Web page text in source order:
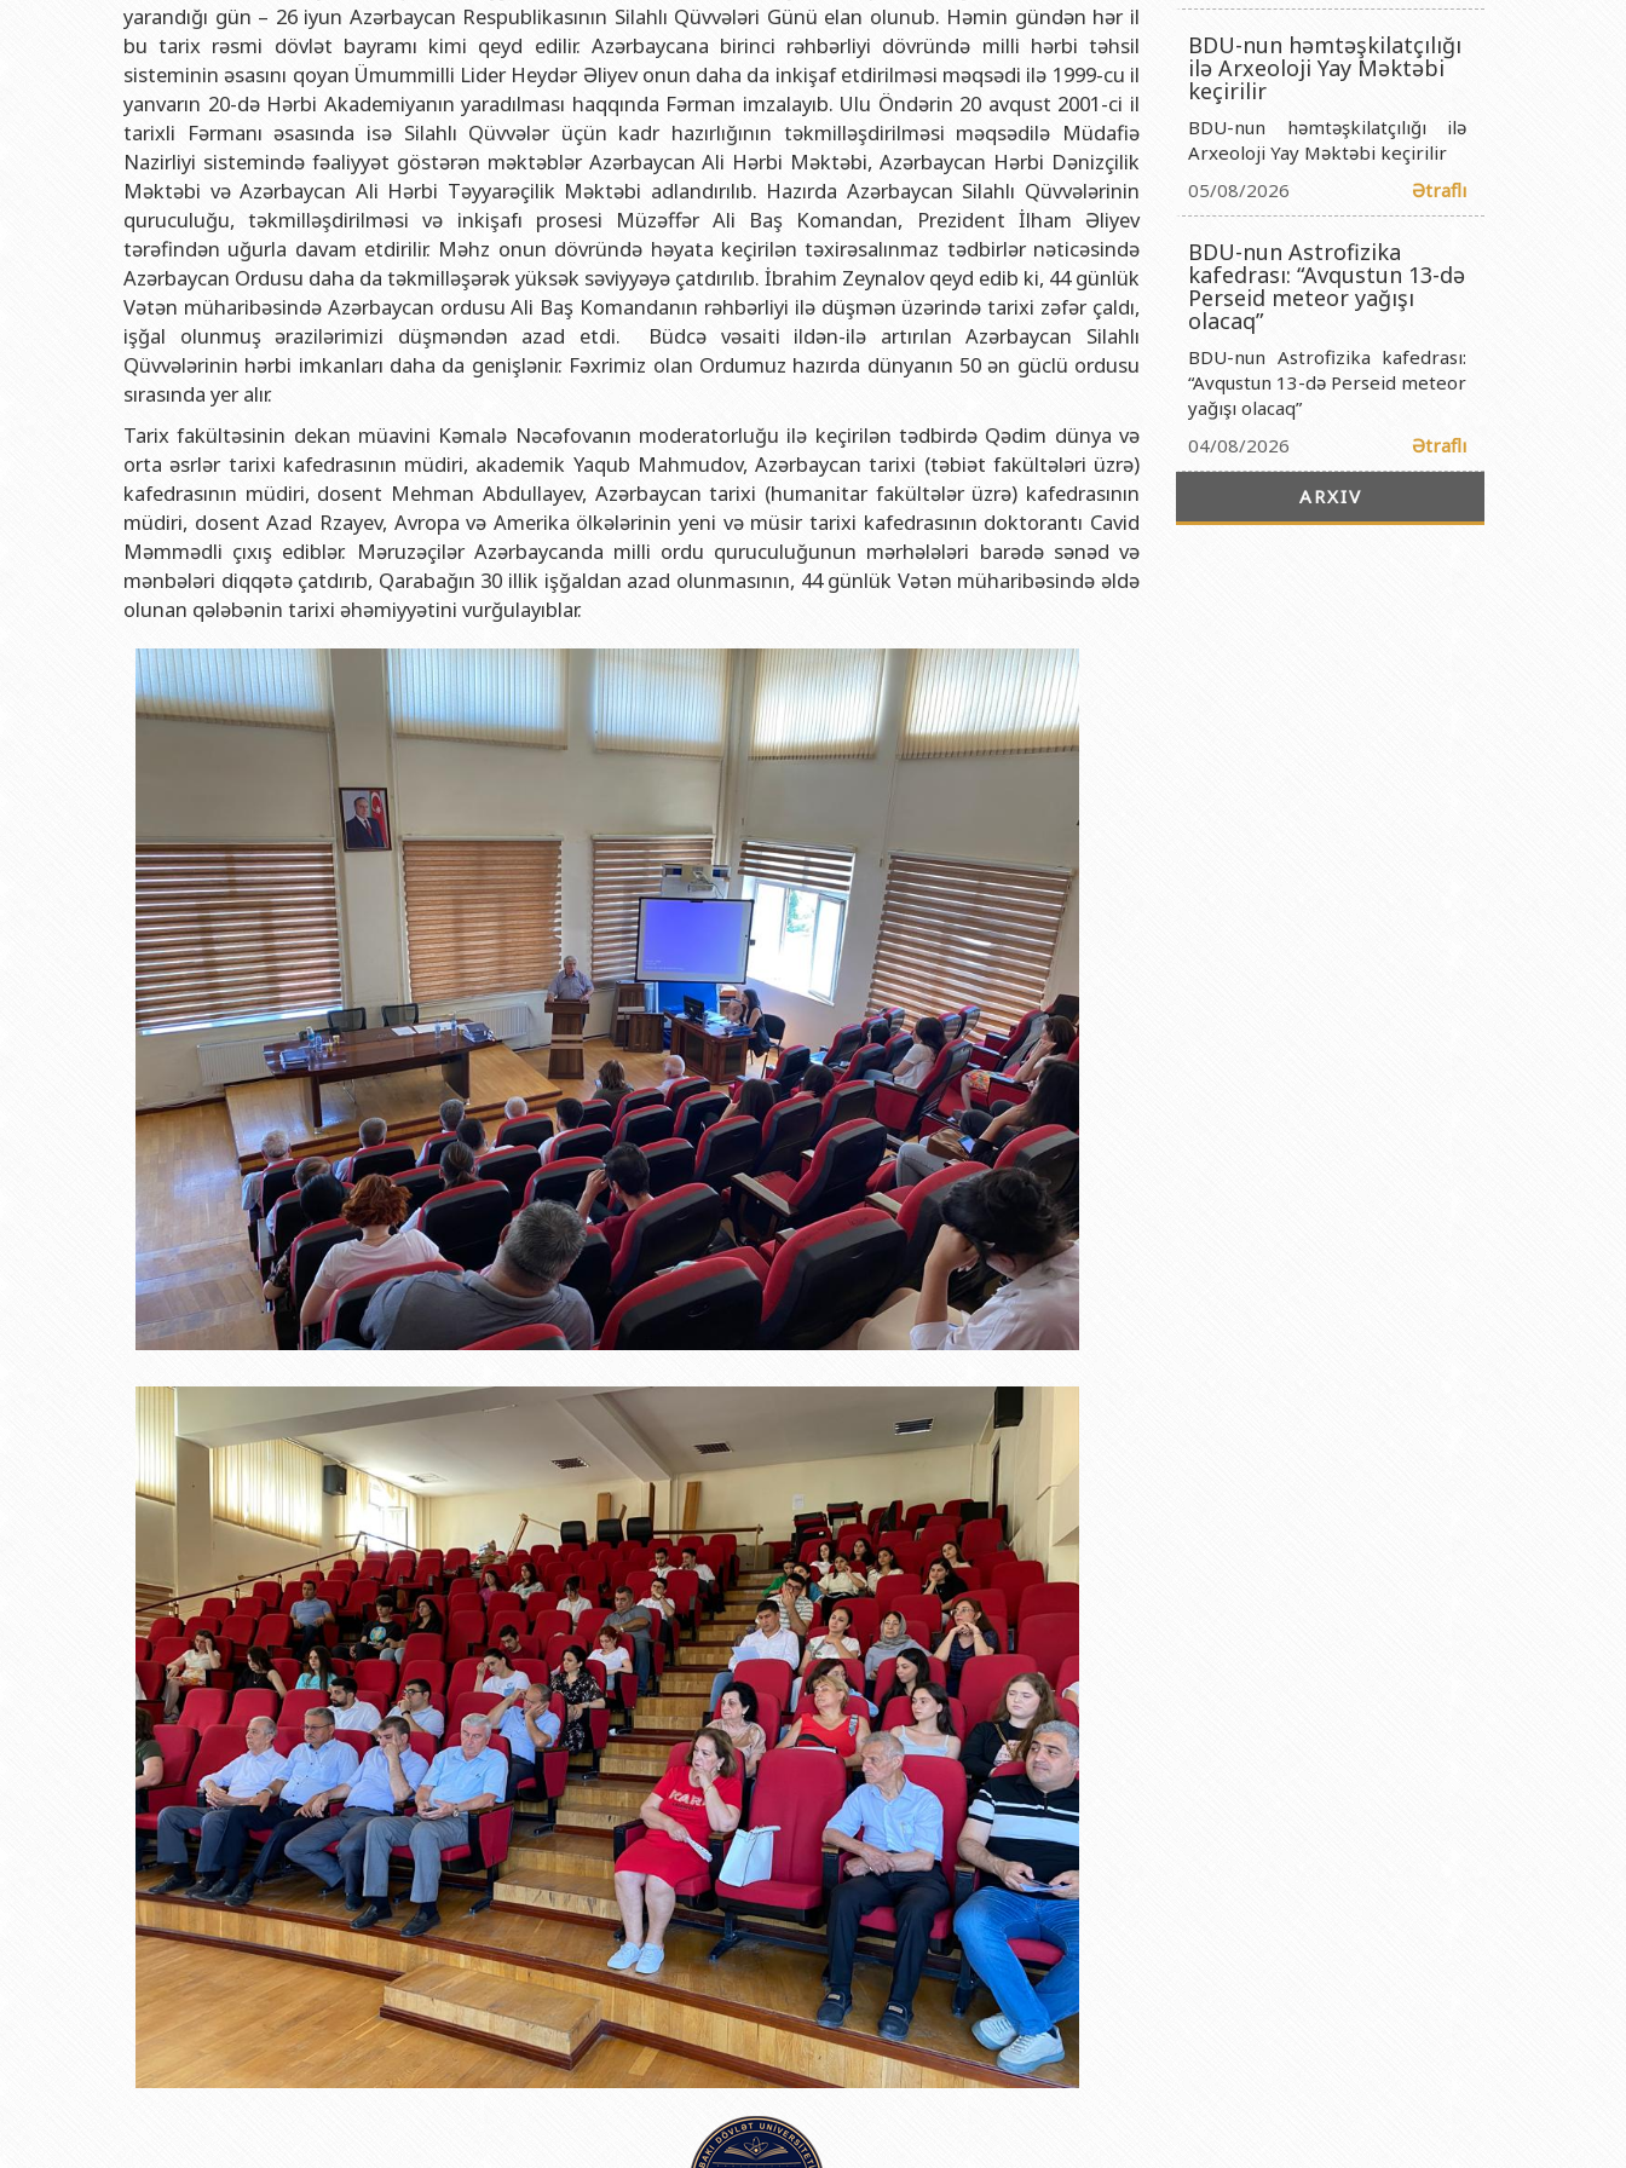
Rektorlarımız
BDU-nun məzunları
Fəxri doktorlarımız
BDU-da təhsil
BDU-da tədris olunan ixtisaslar
Universitet tarixinin ən mühüm hadisələri
Humanitar məsələlər və gənclər siyasəti şöbəsi
İnsan resursları və hüquq şöbəsi
Sənədlər və Müraciətlərlə iş şöbəsi
Maliyyə və təminat Departamenti
Keyfiyyətin təminatı, monitorinq şöbəsi
Psixoloji Yardım Sektoru
Mədəniyyət-yaradıcılıq Mərkəzi
İdman-sağlamlıq Mərkəzi
BDU-nun Nəşr Evi
Coğrafiya fakültəsi
Geologiya fakültəsi
Filologiya fakültəsi
Tarix fakültəsi
Beynəlxalq münasibətlər və iqtisadiyyat fakültəsi
Hüquq fakültəsi
Jurnalistika fakültəsi
İnformasiya və sənəd menecmenti fakültəsi
Şərqşünasliq fakültəsi
Sosial elmlər və psixologiya fakültəsi
Azərbaycan Respublikasının Elm və Təhsil Nazirliyinin Fizika İnstitutu Publik Hüquqi Şəxsi
Azərbaycan Respublikasının Elm və Təhsil Nazirliyinin Riyaziyyat İnstitutu Publik Hüquqi Şəxsi
Azərbaycan Respublikasının Elm və Təhsil Nazirliyinin Kimya İnstitutu Publik Hüquqi Şəxsi
Azərbaycan Respublikasının Elm və Təhsil Nazirliyinin Molekulyar Biologiya İnstitutu Publik Hüquqi Şəxsi
yarandığı gün – 26 iyun Azərbaycan Respublikasının Silahlı Qüvvələri Günü elan olunub. Həmin gündən hər il
bu tarix rəsmi dövlət bayramı kimi qeyd edilir. Azərbaycana birinci rəhbərliyi dövründə milli hərbi təhsil
sisteminin əsasını qoyan Ümummilli Lider Heydər Əliyev onun daha da inkişaf etdirilməsi məqsədi ilə 1999-cu il
yanvarın 20-də Hərbi Akademiyanın yaradılması haqqında Fərman imzalayıb. Ulu Öndərin 20 avqust 2001-ci il
tarixli Fərmanı əsasında isə Silahlı Qüvvələr üçün kadr hazırlığının təkmilləşdirilməsi məqsədilə Müdafiə
Nazirliyi sistemində fəaliyyət göstərən məktəblər Azərbaycan Ali Hərbi Məktəbi, Azərbaycan Hərbi Dənizçilik
Məktəbi və Azərbaycan Ali Hərbi Təyyarəçilik Məktəbi adlandırılıb. Hazırda Azərbaycan Silahlı Qüvvələrinin
quruculuğu, təkmilləşdirilməsi və inkişafı prosesi Müzəffər Ali Baş Komandan, Prezident İlham Əliyev
tərəfindən uğurla davam etdirilir. Məhz onun dövründə həyata keçirilən təxirəsalınmaz tədbirlər nəticəsində
Azərbaycan Ordusu daha da təkmilləşərək yüksək səviyyəyə çatdırılıb. İbrahim Zeynalov qeyd edib ki, 44 günlük
Vətən müharibəsində Azərbaycan ordusu Ali Baş Komandanın rəhbərliyi ilə düşmən üzərində tarixi zəfər çaldı,
işğal olunmuş ərazilərimizi düşməndən azad etdi. Büdcə vəsaiti ildən-ilə artırılan Azərbaycan Silahlı
Qüvvələrinin hərbi imkanları daha da genişlənir. Fəxrimiz olan Ordumuz hazırda dünyanın 50 ən güclü ordusu
sırasında yer alır.
Tarix fakültəsinin dekan müavini Kəmalə Nəcəfovanın moderatorluğu ilə keçirilən tədbirdə Qədim dünya və
orta əsrlər tarixi kafedrasının müdiri, akademik Yaqub Mahmudov, Azərbaycan tarixi (təbiət fakültələri üzrə)
kafedrasının müdiri, dosent Mehman Abdullayev, Azərbaycan tarixi (humanitar fakültələr üzrə) kafedrasının
müdiri, dosent Azad Rzayev, Avropa və Amerika ölkələrinin yeni və müsir tarixi kafedrasının doktorantı Cavid
Məmmədli çıxış ediblər. Məruzəçilər Azərbaycanda milli ordu quruculuğunun mərhələləri barədə sənəd və
mənbələri diqqətə çatdırıb, Qarabağın 30 illik işğaldan azad olunmasının, 44 günlük Vətən müharibəsində əldə
olunan qələbənin tarixi əhəmiyyətini vurğulayıblar.
BDU-nun həmtəşkilatçılığı
ilə Arxeoloji Yay Məktəbi
keçirilir
BDU-nun həmtəşkilatçılığı ilə
Arxeoloji Yay Məktəbi keçirilir
05/08/2026
Ətraflı
BDU-nun Astrofizika
kafedrası: “Avqustun 13-də
Perseid meteor yağışı
olacaq”
BDU-nun Astrofizika kafedrası:
“Avqustun 13-də Perseid meteor
yağışı olacaq”
04/08/2026
Ətraflı
ARXIV